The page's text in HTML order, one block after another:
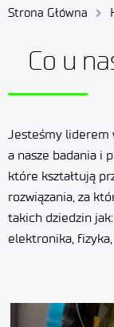
Strona Główna
Co u
Jesteśmy
a nasze badania i
które kształtują
rozwiązania, za
takich dziedzin
elektronika,